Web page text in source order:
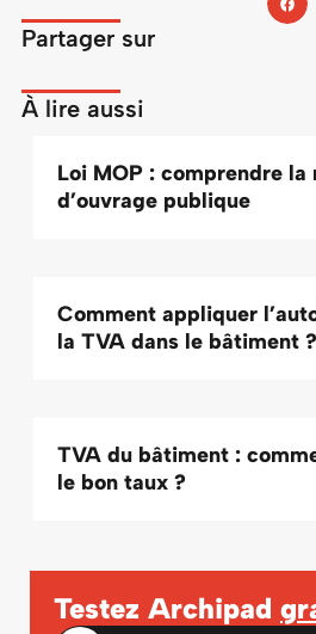
Partager sur
À lire aussi
Loi MOP : comprendre la
d’ouvrage publique
Comment appliquer
la TVA dans le bâtiment ?
TVA du bâtiment :
le bon taux ?
Testez Archipad